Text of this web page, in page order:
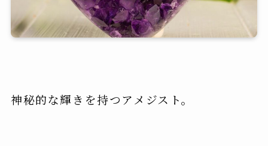
神秘的な輝きを持つアメジスト。